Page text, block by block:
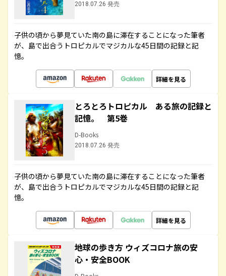
2018.07.26 発売
子供の頃から夢見ていた南の島に滞在することになった筆者
が、島で出合うトロピカルでマジカルな45日間の記録と記
憶。
詳細を見る
とろとろトロピカル ある旅の記録と
記憶。 第5巻
D-Books
2018.07.26 発売
子供の頃から夢見ていた南の島に滞在することになった筆者
が、島で出合うトロピカルでマジカルな45日間の記録と記
憶。
詳細を見る
地球の歩き方 ウィズコロナ旅の安
心・安全BOOK